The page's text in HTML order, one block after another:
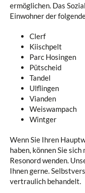
ermöglichen. Das
Einwohner der
Clerf
Kiischpelt
Parc Hosingen
Pütscheid
Tandel
Ulflingen
Vianden
Weiswampach
Wintger
Wenn Sie Ihren
haben, können Sie
Resonord wenden.
Ihnen gerne.
vertraulich behandelt.